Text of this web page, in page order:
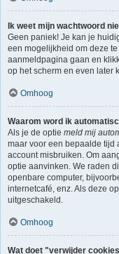
Ik weet mijn wachtwoord
Geen paniek! Je kan je
een mogelijkheid om deze
aanmeldpagina gaan en
op het scherm en even later
Omhoog
Waarom word ik
Als je de optie meld mij
maar voor een bepaalde tijd
account misbruiken. Om
optie aanvinken. We raden
openbare computer,
internetcafé, enz. Als deze
uitgeschakeld.
Omhoog
Wat doet "verwijder